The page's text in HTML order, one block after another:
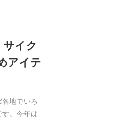
イク
アイテ
地でいろ
。今年は